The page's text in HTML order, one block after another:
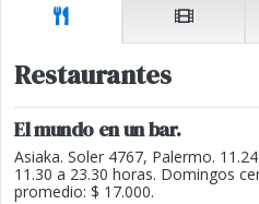
Restaurantes
El mundo en un bar.
Asiaka. Soler 4767, Palermo.
11.30 a 23.30 horas. Domingos
promedio: $ 17.000.